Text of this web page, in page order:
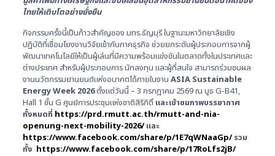
ไทยให้เติบโตอย่างยั่งยืน
กิจกรรมครั้งนี้เป็นก้าวสำคัญของ มทร.ธัญบุรี ในฐานะมหาวิทยาลัยเชิง
ปฏิบัติที่เชื่อมโยงงานวิจัยเข้ากับภาคธุรกิจ ช่วยยกระดับผู้ประกอบการจากผู้
พัฒนาเทคโนโลยีให้เป็นผู้เล่นที่มีความพร้อมแข่งขันในตลาดทั้งในประเทศและ
ต่างประเทศ สำหรับผู้ประกอบการ นักลงทุน และผู้ที่สนใจ สามารถร่วมชมผล
งานนวัตกรรมยานยนต์แห่งอนาคตได้ภายในงาน ASIA Sustainable
Energy Week 2026ตั้งแต่วันนี้ – 3 กรกฎาคม 2569 ณ บูธ G-B41,
Hall 1 ชั้น G ศูนย์การประชุมแห่งชาติสิริกิติ์ และเข้าชมภาพบรรยากาศ
ทั้งหมดที่ https://prd.rmutt.ac.th/rmutt-and-nia-
openung-next-mobility-2026/และ
https://www.facebook.com/share/p/1E7qWNaaGp/รวม
ทั้ง https://www.facebook.com/share/p/17RoLfs2jB/